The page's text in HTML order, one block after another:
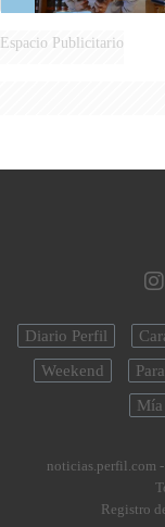
Espacio Publicitario
Diario Perfil
Weekend
Mía
noticias.perfil.com
Registro